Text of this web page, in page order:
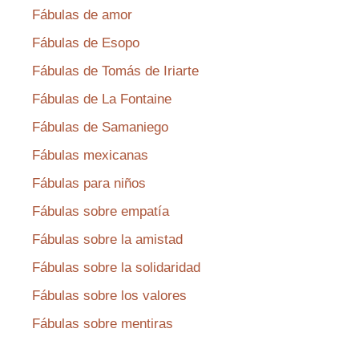
Fábulas de amor
Fábulas de Esopo
Fábulas de Tomás de Iriarte
Fábulas de La Fontaine
Fábulas de Samaniego
Fábulas mexicanas
Fábulas para niños
Fábulas sobre empatía
Fábulas sobre la amistad
Fábulas sobre la solidaridad
Fábulas sobre los valores
Fábulas sobre mentiras